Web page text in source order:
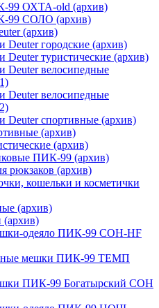
99 ОХТА-old (архив)
99 СОЛО (архив)
(архив)
Deuter городские (архив)
Deuter туристические (архив)
Deuter велосипедные
Deuter велосипедные
Deuter спортивные (архив)
(архив)
(архив)
ПИК-99 (архив)
рюкзаков (архив)
кошельки и косметички
(архив)
одеяло ПИК-99 СОН-HF
мешки ПИК-99 ТЕМП
ПИК-99 Богатырский СОН